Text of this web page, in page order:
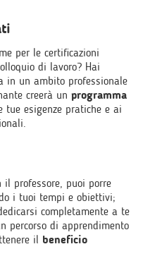
per le certificazioni
di lavoro? Hai
in un ambito professionale
creerà un programma
tue esigenze pratiche e ai
professore, puoi porre
i tuoi tempi e obiettivi;
completamente a te
percorso di apprendimento
il beneficio